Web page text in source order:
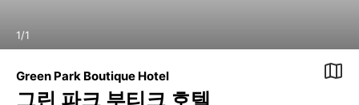
1/1
Green Park Boutique Hotel
그린 파크 부티크 호텔